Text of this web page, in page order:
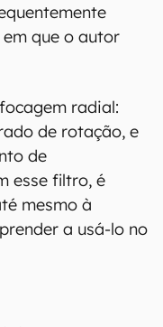
que o autor
radial:
de rotação, e
de
esse filtro, é
mesmo à
a usá-lo no